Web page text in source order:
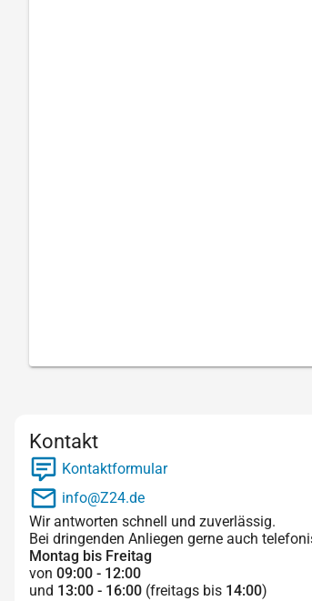
Kontakt
Kontaktformular
info@Z24.de
Wir antworten schnell und zuverlässig.
Bei dringenden Anliegen gerne auch
Montag bis Freitag
von 09:00 - 12:00
und 13:00 - 16:00 (freitags bis 14:00)